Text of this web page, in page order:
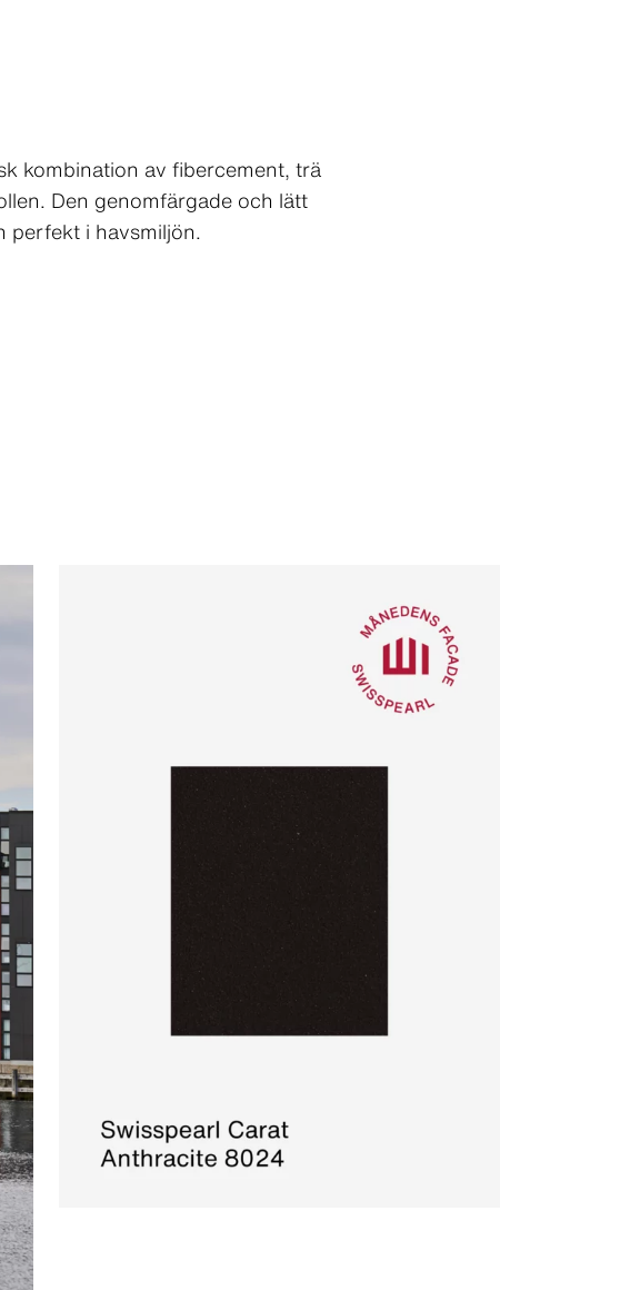
kombination av fibercement, trä
Den genomfärgade och lätt
perfekt i havsmiljön.